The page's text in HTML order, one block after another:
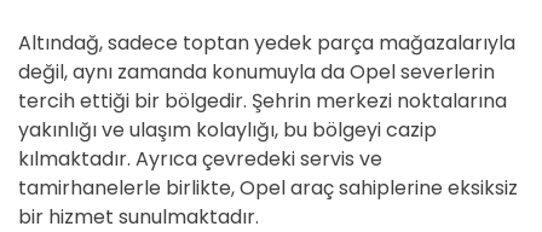
Altındağ, sadece toptan yedek parça mağazalarıyla
değil, aynı zamanda konumuyla da Opel severlerin
tercih ettiği bir bölgedir. Şehrin merkezi noktalarına
yakınlığı ve ulaşım kolaylığı, bu bölgeyi cazip
kılmaktadır. Ayrıca çevredeki servis ve
tamirhanelerle birlikte, Opel araç sahiplerine eksiksiz
bir hizmet sunulmaktadır.